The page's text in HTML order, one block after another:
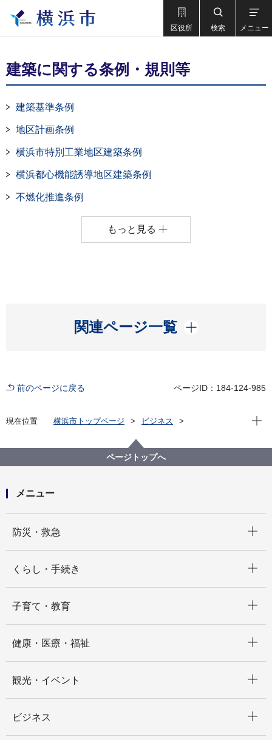
区役所 検索 メニュー
建築に関する条例・規則等
建築基準条例
地区計画条例
横浜市特別工業地区建築条例
横浜都心機能誘導地区建築条例
不燃化推進条例
もっと見る
関連ページ一覧
開く
前のページに戻る ページID：184-124-985
現在位置 横浜市トップページ
ビジネス
建築関連手続・法令・許認可
建築に関する条例・規則等
現在
ページトップへ
メニュー
防災・救急
くらし・手続き
子育て・教育
健康・医療・福祉
観光・イベント
ビジネス